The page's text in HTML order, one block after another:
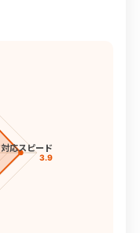
対応スピード
3.9